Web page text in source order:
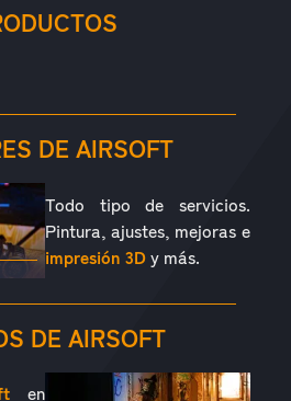
ACCESORIOS
DE AIRSOFT
Todo tipo de servicios.
Pintura, ajustes, mejoras e
impresión 3D y más.
DE AIRSOFT
en